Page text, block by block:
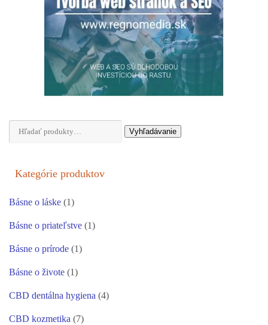
Hľadať: Vyhľadávanie
Kategórie produktov
Básne o láske (1)
Básne o priateľstve (1)
Básne o prírode (1)
Básne o živote (1)
CBD dentálna hygiena (4)
CBD kozmetika (7)